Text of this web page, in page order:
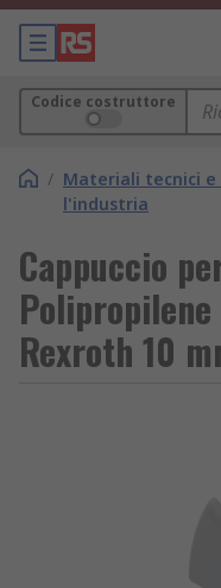
Codice costruttore
/ Materiali tecnici e
l'industria
Cappuccio
Rexroth 10